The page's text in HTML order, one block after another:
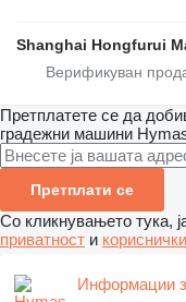
Shanghai Hongfurui
Претплатете се да
градежни машини
Претплати се
Со кликнувањето тука,
приватност и
Информации